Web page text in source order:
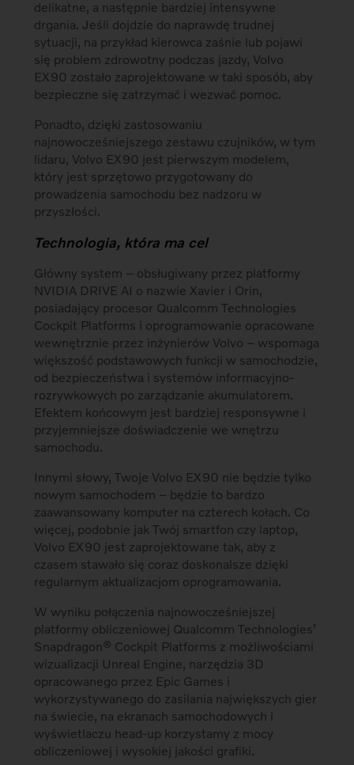
delikatne, a następnie bardziej intensywne
drgania. Jeśli dojdzie do naprawdę trudnej
sytuacji, na przykład kierowca zaśnie lub pojawi
się problem zdrowotny podczas jazdy, Volvo
EX90 zostało zaprojektowane w taki sposób, aby
bezpieczne się zatrzymać i wezwać pomoc.
Ponadto, dzięki zastosowaniu
najnowocześniejszego zestawu czujników, w tym
lidaru, Volvo EX90 jest pierwszym modelem,
który jest sprzętowo przygotowany do
prowadzenia samochodu bez nadzoru w
przyszłości.
Technologia, która ma cel
Główny system – obsługiwany przez platformy
NVIDIA DRIVE AI o nazwie Xavier i Orin,
posiadający procesor Qualcomm Technologies
Cockpit Platforms i oprogramowanie opracowane
wewnętrznie przez inżynierów Volvo – wspomaga
większość podstawowych funkcji w samochodzie,
od bezpieczeństwa i systemów informacyjno-
rozrywkowych po zarządzanie akumulatorem.
Efektem końcowym jest bardziej responsywne i
przyjemniejsze doświadczenie we wnętrzu
samochodu.
Innymi słowy, Twoje Volvo EX90 nie będzie tylko
nowym samochodem – będzie to bardzo
zaawansowany komputer na czterech kołach. Co
więcej, podobnie jak Twój smartfon czy laptop,
Volvo EX90 jest zaprojektowane tak, aby z
czasem stawało się coraz doskonalsze dzięki
regularnym aktualizacjom oprogramowania.
W wyniku połączenia najnowocześniejszej
platformy obliczeniowej Qualcomm Technologies’
Snapdragon® Cockpit Platforms z możliwościami
wizualizacji Unreal Engine, narzędzia 3D
opracowanego przez Epic Games i
wykorzystywanego do zasilania największych gier
na świecie, na ekranach samochodowych i
wyświetlaczu head-up korzystamy z mocy
obliczeniowej i wysokiej jakości grafiki.